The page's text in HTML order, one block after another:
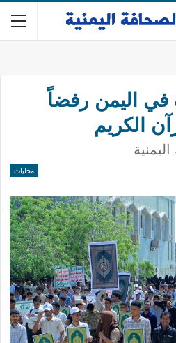
اليمن رفضاً
الكريم
محليات